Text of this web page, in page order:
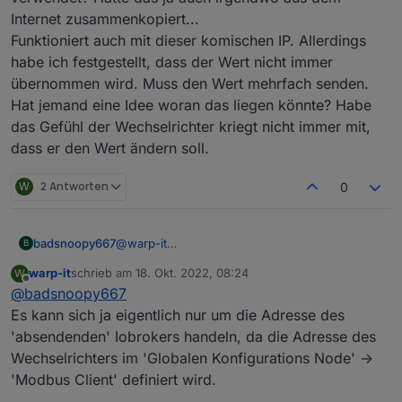
Internet zusammenkopiert...
Funktioniert auch mit dieser komischen IP. Allerdings
habe ich festgestellt, dass der Wert nicht immer
übernommen wird. Muss den Wert mehrfach senden.
Hat jemand eine Idee woran das liegen könnte? Habe
das Gefühl der Wechselrichter kriegt nicht immer mit,
dass er den Wert ändern soll.
W 2 Antworten 0
B badsnoopy667@warp-it
zugeben, ich kann es Dir gar nicht sagen. Die IP
die bei mir eingetragen ist, entspricht gar nicht
meinem IP-Range. Ich vermute, die IP wird in
der Funktion gar nicht verwendet? Hatte das ja
auch irgendwo aus dem Internet
zusammenkopiert...
Funktioniert auch mit dieser komischen IP.
W
Offline
warp-itschrieb am 18. Okt. 2022, 08:24
zuletzt editiert von
@badsnoopy667
Es kann sich ja eigentlich nur um die Adresse des
'absendenden' Iobrokers handeln, da die Adresse des
Wechselrichters im 'Globalen Konfigurations Node' ->
'Modbus Client' definiert wird.